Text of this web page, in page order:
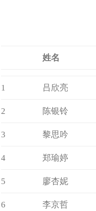
姓名
1 吕欣亮
2 陈银铃
3 黎思吟
4 郑瑜婷
5 廖杏妮
6 李京哲